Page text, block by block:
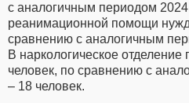
с аналогичным периодом 2024
реанимационной помощи
сравнению с аналогичным
В наркологическое отделение
человек, по сравнению с
– 18 человек.